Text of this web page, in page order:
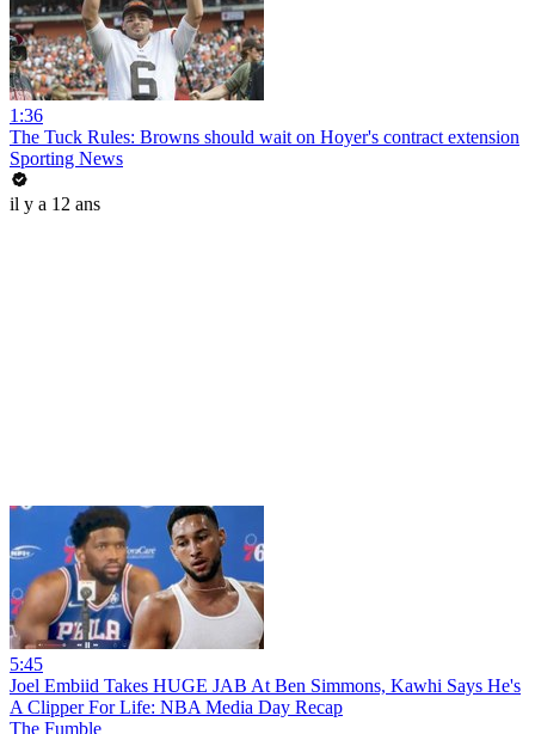
1:36
The Tuck Rules: Browns should wait on Hoyer's contract extension
Sporting News
il y a 12 ans
5:45
Joel Embiid Takes HUGE JAB At Ben Simmons, Kawhi Says He's
A Clipper For Life: NBA Media Day Recap
The Fumble